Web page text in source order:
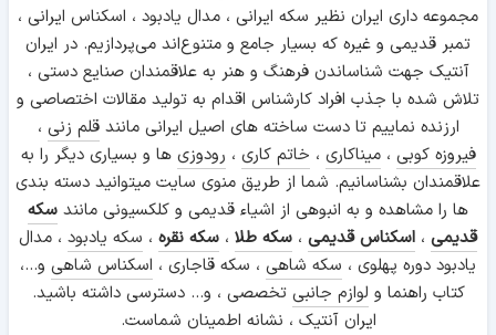
مجموعه داری ایران نظیر سکه ایرانی ، مدال یادبود ، اسکناس ایرانی ،
تمبر قدیمی و غیره که بسیار جامع و متنوع‌اند می‌پردازیم. در ایران
آنتیک جهت شناساندن فرهنگ و هنر به علاقمندان صنایع دستی ،
تلاش شده با جذب افراد کارشناس اقدام به تولید مقالات اختصاصی و
ارزنده نماییم تا دست ساخته های اصیل ایرانی مانندقلم زنی ،
فیروزه کوبی ،میناکاری ، خاتم کاری ، رودوزی ها و بسیاری دیگر را به
علاقمندان بشناسانیم. شما از طریق منوی سایت میتوانید دسته بندی
ها را مشاهده و به انبوهی از اشیاء قدیمی و کلکسیونی مانند سکه
قدیمی ، اسکناس قدیمی ، سکه طلا ، سکه نقره ، سکه یادبود ، مدال
یادبود دوره پهلوی ، سکه شاهی ، سکه قاجاری ، اسکناس شاهی و...،
کتاب راهنما و لوازم جانبی تخصصی ، و... دسترسی داشته باشید.
ایران آنتیک ، نشانه اطمینان شماست.